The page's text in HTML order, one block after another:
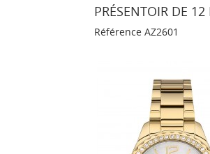
PRÉSENTOIR DE
Référence AZ2601